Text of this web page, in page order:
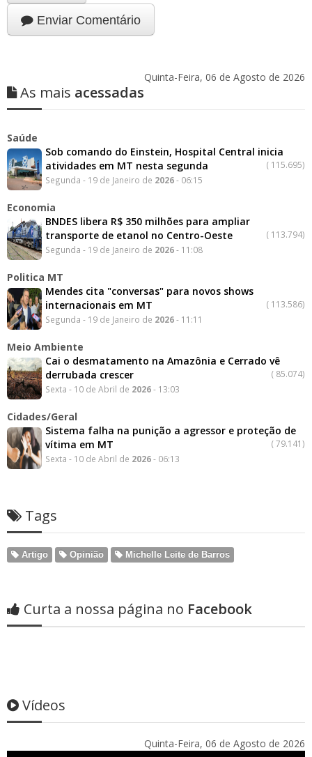
Enviar Comentário
Quinta-Feira, 06 de Agosto de 2026
As mais acessadas
Saúde
Sob comando do Einstein, Hospital Central inicia
atividades em MT nesta segunda
( 115.695)
Segunda - 19 de Janeiro de 2026- 06:15
Economia
BNDES libera R$ 350 milhões para ampliar
transporte de etanol no Centro-Oeste
( 113.794)
Segunda - 19 de Janeiro de 2026- 11:08
Politica MT
Mendes cita "conversas" para novos shows
internacionais em MT
( 113.586)
Segunda - 19 de Janeiro de 2026- 11:11
Meio Ambiente
Cai o desmatamento na Amazônia e Cerrado vê
derrubada crescer
( 85.074)
Sexta - 10 de Abril de 2026- 13:03
Cidades/Geral
Sistema falha na punição a agressor e proteção de
vítima em MT
(79.141)
Sexta - 10 de Abril de 2026- 06:13
Tags
Artigo Opinião Michelle Leite de Barros
Curta a nossa página no Facebook
Vídeos
Quinta-Feira, 06 de Agosto de 2026